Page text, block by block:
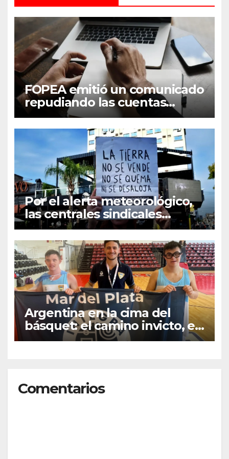
FOPEA emitió un comunicado
repudiando las cuentas
pseudo periodísticas de
Instagram en Mar del Plata
Por el alerta meteorológico,
las centrales sindicales
suspendieron la convocatoria
contra la Ley de Tierras en
Mar del Plata
Argentina en la cima del
básquet: el camino invicto, el
esfuerzo familiar y la jugada
Comentarios